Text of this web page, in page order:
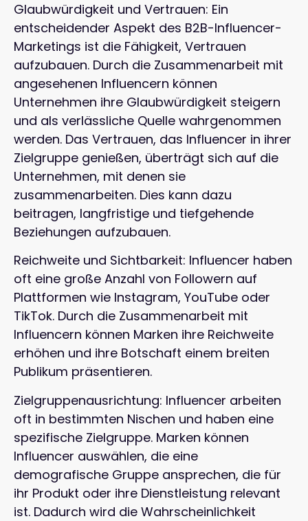
Glaubwürdigkeit und Vertrauen: Ein
entscheidender Aspekt des B2B-Influencer-
Marketings ist die Fähigkeit, Vertrauen
aufzubauen. Durch die Zusammenarbeit mit
angesehenen Influencern können
Unternehmen ihre Glaubwürdigkeit steigern
und als verlässliche Quelle wahrgenommen
werden. Das Vertrauen, das Influencer in ihrer
Zielgruppe genießen, überträgt sich auf die
Unternehmen, mit denen sie
zusammenarbeiten. Dies kann dazu
beitragen, langfristige und tiefgehende
Beziehungen aufzubauen.
Reichweite und Sichtbarkeit: Influencer haben
oft eine große Anzahl von Followern auf
Plattformen wie Instagram, YouTube oder
TikTok. Durch die Zusammenarbeit mit
Influencern können Marken ihre Reichweite
erhöhen und ihre Botschaft einem breiten
Publikum präsentieren.
Zielgruppenausrichtung: Influencer arbeiten
oft in bestimmten Nischen und haben eine
spezifische Zielgruppe. Marken können
Influencer auswählen, die eine
demografische Gruppe ansprechen, die für
ihr Produkt oder ihre Dienstleistung relevant
ist. Dadurch wird die Wahrscheinlichkeit